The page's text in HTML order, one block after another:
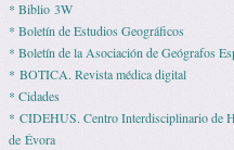
* Biblio 3W
* Boletín de Estudios Geográficos
* Boletín de la Asociación de Geógrafos
* BOTICA. Revista médica digital
* Cidades
* CIDEHUS. Centro Interdisciplinario de
de Évora